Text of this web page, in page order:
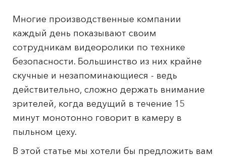
Многие производственные компании
каждый день показывают своим
сотрудникам видеоролики по технике
безопасности. Большинство из них крайне
скучные и незапоминающиеся - ведь
действительно, сложно держать внимание
зрителей, когда ведущий в течение 15
минут монотонно говорит в камеру в
пыльном цеху.
В этой статье мы хотели бы предложить вам